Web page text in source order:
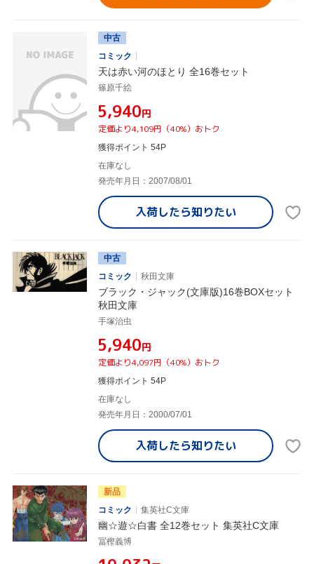
中古
コミック
天は赤い河のほとり 全16巻セット
篠原千絵
¥5,940円
定価より4,109円（40%）おトク
獲得ポイント 54P
在庫なし
発売年月日：2007/08/01
入荷したら知りたい
中古
コミック
秋田文庫
ブラック・ジャック(文庫版)16巻BOXセット
秋田文庫
手塚治虫
¥5,940円
定価より4,097円（40%）おトク
獲得ポイント 54P
在庫なし
発売年月日：2000/07/01
入荷したら知りたい
新品
コミック
集英社C文庫
幽☆遊☆白書 全12巻セット 集英社C文庫
冨樫義博